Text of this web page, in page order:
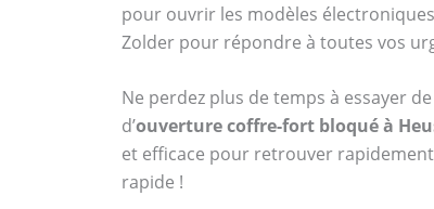
pour ouvrir les modèles
Zolder pour répondre à toutes vos
Ne perdez plus de temps à essayer
d’ouverture coffre-fort bloqué à
et efficace pour retrouver
rapide !